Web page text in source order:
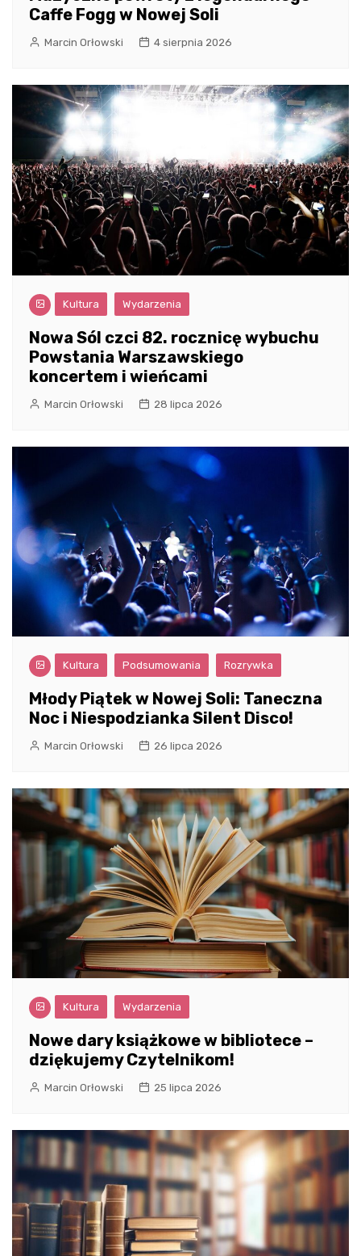
Caffe Fogg w Nowej Soli
Marcin Orłowski 4 sierpnia 2026
Kultura Wydarzenia
Nowa Sól czci 82. rocznicę wybuchu
Powstania Warszawskiego
koncertem i wieńcami
Marcin Orłowski 28 lipca 2026
Kultura Podsumowania Rozrywka
Młody Piątek w Nowej Soli: Taneczna
Noc i Niespodzianka Silent Disco!
Marcin Orłowski 26 lipca 2026
Kultura Wydarzenia
Nowe dary książkowe w bibliotece –
dziękujemy Czytelnikom!
Marcin Orłowski 25 lipca 2026